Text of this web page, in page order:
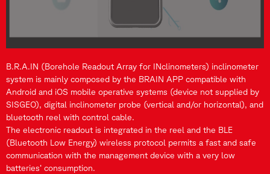
B.R.A.IN (Borehole Readout Array for INclinometers) inclinometer
system is mainly composed by the BRAIN APP compatible with
Android and iOS mobile operative systems (device not supplied by
SISGEO), digital inclinometer probe (vertical and/or horizontal), and
bluetooth reel with control cable.
The electronic readout is integrated in the reel and the BLE
(Bluetooth Low Energy) wireless protocol permits a fast and safe
communication with the management device with a very low
batteries’ consumption.